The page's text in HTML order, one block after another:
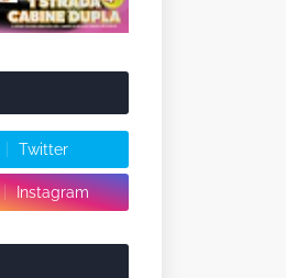
Twitter
Instagram